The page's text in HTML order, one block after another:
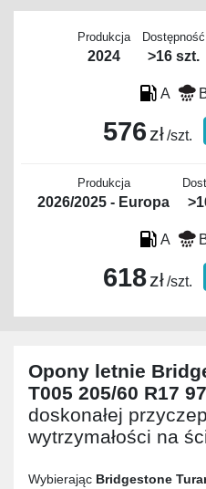
Produkcja
2024
Dostępność
>16 szt.
A
576 zł/szt.
Produkcja
2026/2025 - Europa
A
618zł/szt.
Opony letnie
T005 205/60 R17
doskonałej
wytrzymałości na
Wybierając Bridgestone